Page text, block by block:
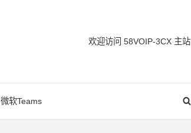
Menu
欢迎访问 58VOIP-3CX 主站
微软Teams